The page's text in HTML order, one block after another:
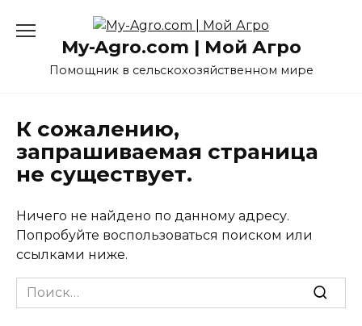
содержаниюMy-Agro.com | Мой Агро
Помощник в сельскохозяйственном мире
К сожалению,
запрашиваемая страница
не существует.
Ничего не найдено по данному адресу.
Попробуйте воспользоваться поиском или
ссылками ниже.
Search
for: